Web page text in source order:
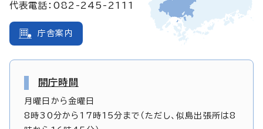
代表電話：082-245-2111
庁舎案内
開庁時間
月曜日から金曜日
8時30分から17時15分まで（ただし、似島出張所は8